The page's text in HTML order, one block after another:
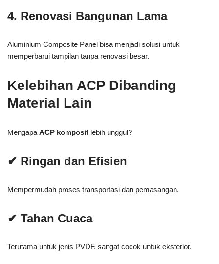
4. Renovasi Bangunan Lama
Aluminium Composite Panel bisa menjadi solusi untuk
memperbarui tampilan tanpa renovasi besar.
Kelebihan ACP Dibanding
Material Lain
Mengapa ACP komposit lebih unggul?
✔ Ringan dan Efisien
Mempermudah proses transportasi dan pemasangan.
✔ Tahan Cuaca
Terutama untuk jenis PVDF, sangat cocok untuk eksterior.